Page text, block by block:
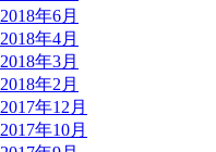
2018年6月
2018年4月
2018年3月
2018年2月
2017年12月
2017年10月